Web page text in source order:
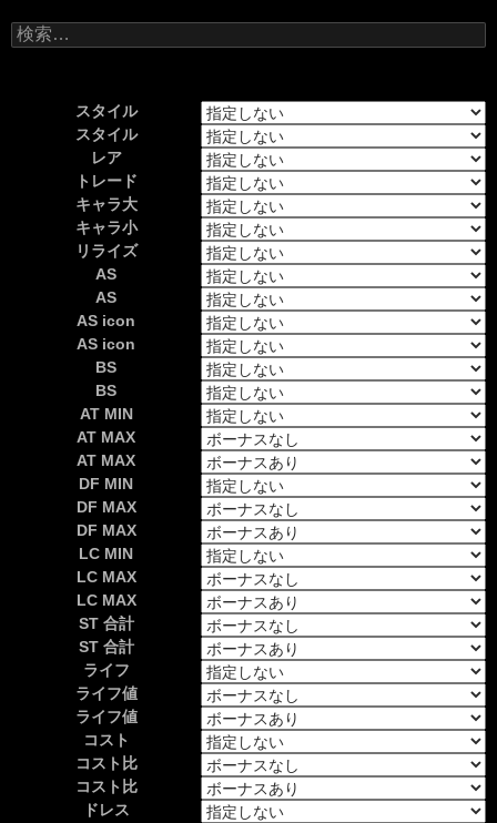
検
索:
スタイル
スタイル
レア
トレード
キャラ大
キャラ小
リライズ
AS
AS
AS icon
AS icon
BS
BS
AT MIN
AT MAX
AT MAX
DF MIN
DF MAX
DF MAX
LC MIN
LC MAX
LC MAX
ST 合計
ST 合計
ライフ
ライフ値
ライフ値
コスト
コスト比
コスト比
ドレス